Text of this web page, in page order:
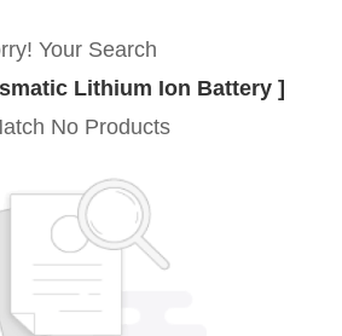
Your Search
Lithium Ion Battery ]
No Products